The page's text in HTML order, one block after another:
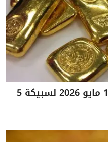
سعر الذهب اليوم الاثنين 11 مايو 2026 لسبيكة 5